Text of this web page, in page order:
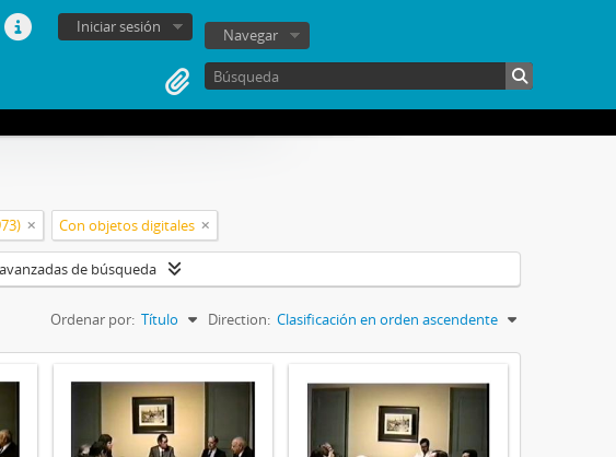
Iniciar sesión Navegar
Con objetos digitales
de búsqueda
Ordenar por: Título Direction: Clasificación en orden ascendente